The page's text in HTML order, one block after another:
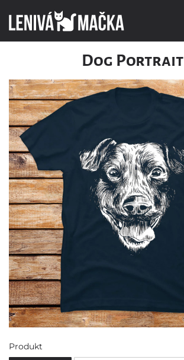
Dog Portrait
Produkt